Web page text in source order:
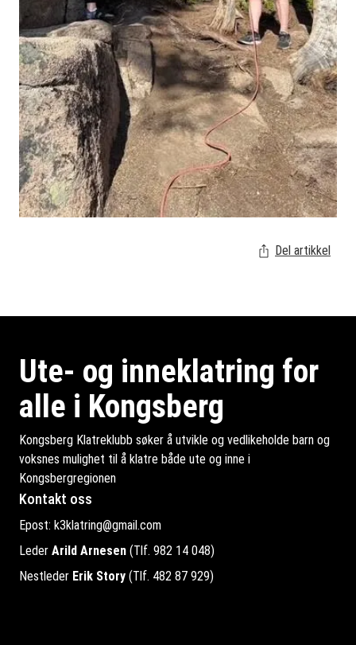
Del artikkel
Ute- og inneklatring for
alle i Kongsberg
Kongsberg Klatreklubb søker å utvikle og vedlikeholde barn og
voksnes mulighet til å klatre både ute og inne i
Kongsbergregionen
Kontakt oss
Epost: k3klatring@gmail.com
Leder Arild Arnesen (Tlf. 982 14 048)
Nestleder Erik Story (Tlf. 482 87 929)